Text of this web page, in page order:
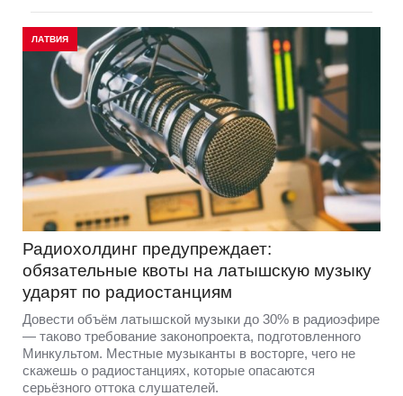
ЛАТВИЯ
Радиохолдинг предупреждает:
обязательные квоты на латышскую музыку
ударят по радиостанциям
Довести объём латышской музыки до 30% в радиоэфире
— таково требование законопроекта, подготовленного
Минкультом. Местные музыканты в восторге, чего не
скажешь о радиостанциях, которые опасаются
серьёзного оттока слушателей.